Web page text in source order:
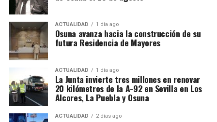
El siglo XIX transforma
definitivamente la relación entre
muralla y ciudad
El proceso de ocupación fue acompañado por otro
fenómeno: la demolición de los tramos que
dificultaban la circulación y la expansión urbana.
registradas se encontraban concretamente en el
municipio sevillano, por lo que no sería correcto
atribuir a La Puebla la totalidad de esos registros.
La operación se desarrolló bajo la dirección de la
Sección Civil y de Instrucción del Tribunal de
Instancia de Morón de la Frontera, plaza número 2,
órgano judicial competente en la investigación. La
existencia y actual denominación de este Tribunal
de Instancia está igualmente recogida por el
ACTUALIDAD 1 día ago
Osuna avanza hacia la construcción de su
futura Residencia de Mayores
ACTUALIDAD 1 día ago
La Junta invierte tres millones en renovar
20 kilómetros de la A-92 en Sevilla en Los
Alcores, La Puebla y Osuna
ACTUALIDAD 2 días ago